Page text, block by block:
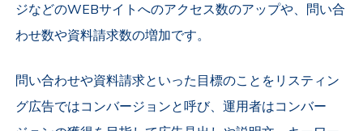
ジなどのWEBサイトへのアクセス数のアップや、問い合
わせ数や資料請求数の増加です。
問い合わせや資料請求といった目標のことをリスティン
グ広告ではコンバージョンと呼び、運用者はコンバー